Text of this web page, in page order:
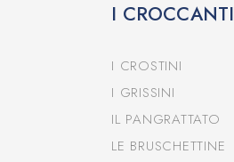
I CROCCANTI
I CROSTINI
I GRISSINI
IL PANGRATTATO
LE BRUSCHETTINE